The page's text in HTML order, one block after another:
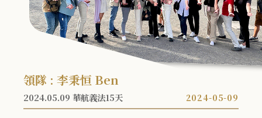
領隊 : 李秉恒 Ben
2024.05.09 華航義法15天 2024-05-09